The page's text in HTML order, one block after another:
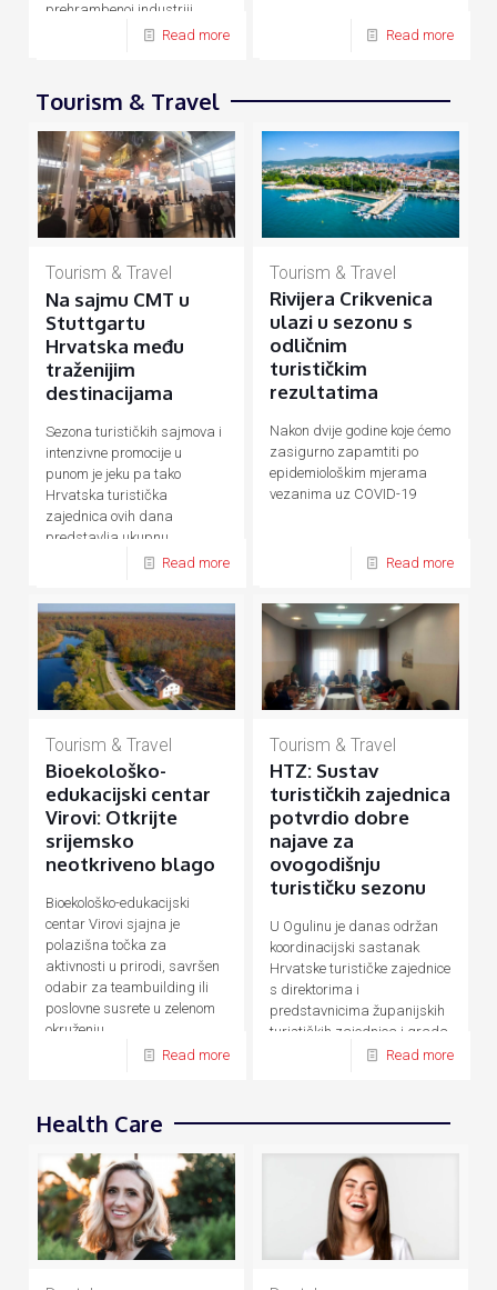
prehrambenoj industriji,
energetici, prometu, turizmu
Read more Read more
Tourism & Travel
Tourism & Travel
Na sajmu CMT u
Stuttgartu
Hrvatska među
traženijim
destinacijama
Sezona turističkih sajmova i
intenzivne promocije u
punom je jeku pa tako
Hrvatska turistička
zajednica ovih dana
predstavlja ukupnu
hrvatsku turističku ponudu
Read more
Tourism & Travel
Rivijera Crikvenica
ulazi u sezonu s
odličnim
turističkim
rezultatima
Nakon dvije godine koje ćemo
zasigurno zapamtiti po
epidemiološkim mjerama
vezanima uz COVID-19
Read more
Tourism & Travel
Bioekološko-
edukacijski centar
Virovi: Otkrijte
srijemsko
neotkriveno blago
Bioekološko-edukacijski
centar Virovi sjajna je
polazišna točka za
aktivnosti u prirodi, savršen
odabir za teambuilding ili
poslovne susrete u zelenom
okruženju.
Read more
Tourism & Travel
HTZ: Sustav
turističkih zajednica
potvrdio dobre
najave za
ovogodišnju
turističku sezonu
U Ogulinu je danas održan
koordinacijski sastanak
Hrvatske turističke zajednice
s direktorima i
predstavnicima županijskih
turističkih zajednica i grada
Read more
Health Care